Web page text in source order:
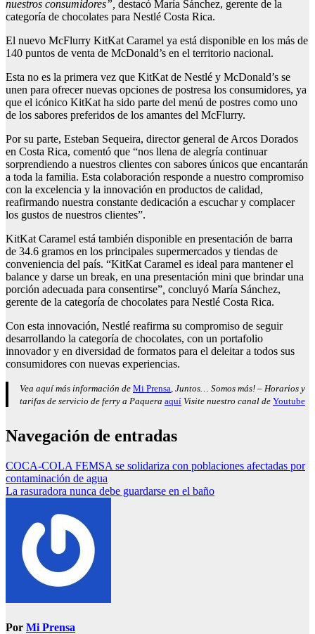
nuestros consumidores”, destacó María Sánchez, gerente de la
categoría de chocolates para Nestlé Costa Rica.
El nuevo McFlurry KitKat Caramel ya está disponible en los más de
140 puntos de venta de McDonald’s en el territorio nacional.
Esta no es la primera vez que KitKat de Nestlé y McDonald’s se
unen para ofrecer nuevas opciones de postresa los consumidores, ya
que el icónico KitKat ha sido parte del menú de postres como uno
de los sabores preferidos de los amantes del McFlurry.
Por su parte, Esteban Sequeira, director general de Arcos Dorados
en Costa Rica, comentó que “nos llena de alegría continuar
sorprendiendo a nuestros clientes con sabores únicos que encantarán
a toda la familia. Esta colaboración responde a nuestro compromiso
con la excelencia y la innovación en productos de calidad,
reafirmando nuestra constante dedicación a escuchar y complacer
los gustos de nuestros clientes”.
KitKat Caramel está también disponible en presentación de barra
de 34.6 gramos en los principales supermercados y tiendas de
conveniencia del país. “KitKat Caramel es ideal para mantener el
balance y darse un break, en una presentación mini que brindar una
porción adecuada para consentirse”, concluyó María Sánchez,
gerente de la categoría de chocolates para Nestlé Costa Rica.
Con esta innovación, Nestlé reafirma su compromiso de seguir
desarrollando la categoría de chocolates, con un portafolio
innovador y en diversidad de formatos para el deleitar a todos sus
consumidores con nuevas experiencias.
Vea aquí más información de Mi Prensa, Juntos… Somos más! – Horarios y
tarifas de servicio de ferry a Paquera aquí Visite nuestro canal de Youtube
Navegación de entradas
COCA-COLA FEMSA se solidariza con poblaciones afectadas por
contaminación de agua
La rasuradora nunca debe guardarse en el baño
Por Mi Prensa